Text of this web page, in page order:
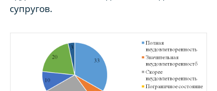
супругов.